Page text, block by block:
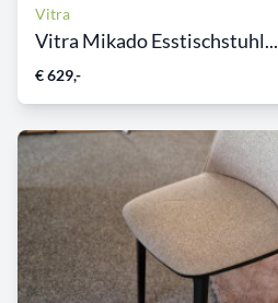
Vitra
Vitra Mikado Esstischstuhl...
€ 629,-